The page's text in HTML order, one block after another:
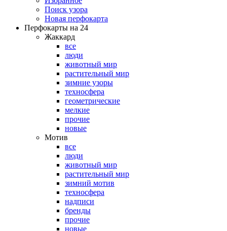
Поиск узора
Новая перфокарта
Перфокарты на 24
Жаккард
все
люди
животный мир
растительный мир
зимние узоры
техносфера
геометрические
мелкие
прочие
новые
Мотив
все
люди
животный мир
растительный мир
зимний мотив
техносфера
надписи
бренды
прочие
новые